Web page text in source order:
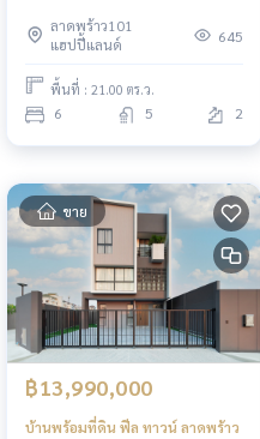
ลาดพร้าว101
แฮปปี้แลนด์
645
พื้นที่ : 21.00 ตร.ว.
6 5 2
ขาย
฿13,990,000
บ้านพร้อมที่ดิน ฟีล ทาวน์ ลาดพร้าว